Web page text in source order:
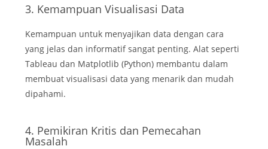
3. Kemampuan Visualisasi Data
Kemampuan untuk menyajikan data dengan cara
yang jelas dan informatif sangat penting. Alat seperti
Tableau dan Matplotlib (Python) membantu dalam
membuat visualisasi data yang menarik dan mudah
dipahami.
4. Pemikiran Kritis dan Pemecahan
Masalah